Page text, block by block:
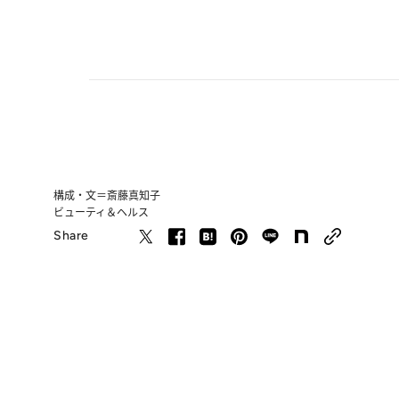
構成・文＝斎藤真知子
ビューティ＆ヘルス
Share